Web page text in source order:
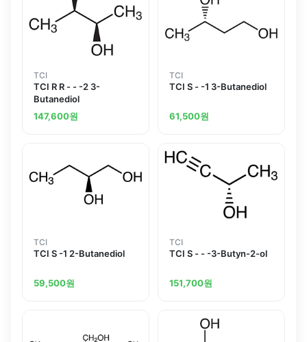
TCI
TCI R R - - -2 3-
Butanediol
147,600원
TCI
TCI S - -1 3-Butanediol
61,500원
TCI
TCI S -1 2-Butanediol
59,500원
TCI
TCI S - - -3-Butyn-2-ol
151,700원